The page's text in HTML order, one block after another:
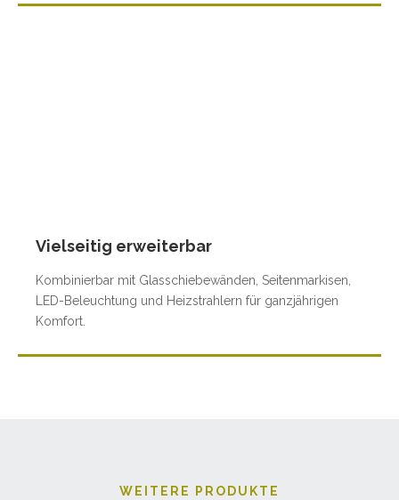
Vielseitig erweiterbar
Kombinierbar mit Glasschiebewänden, Seitenmarkisen,
LED-Beleuchtung und Heizstrahlern für ganzjährigen
Komfort.
WEITERE PRODUKTE